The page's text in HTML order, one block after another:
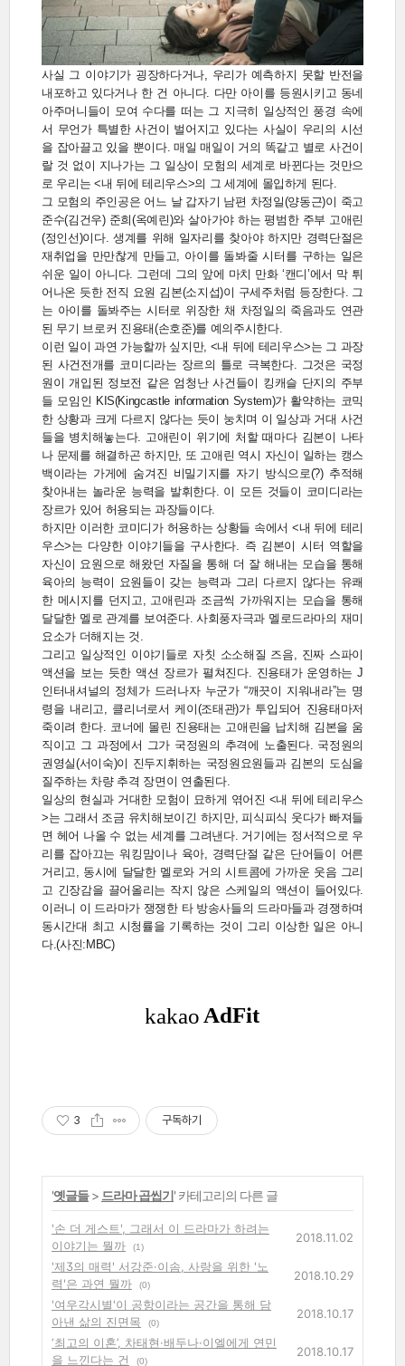
사실 그 이야기가 굉장하다거나, 우리가 예측하지 못할 반전을
내포하고 있다거나 한 건 아니다. 다만 아이를 등원시키고 동네
아주머니들이 모여 수다를 떠는 그 지극히 일상적인 풍경 속에
서 무언가 특별한 사건이 벌어지고 있다는 사실이 우리의 시선
을 잡아끌고 있을 뿐이다. 매일 매일이 거의 똑같고 별로 사건이
랄 것 없이 지나가는 그 일상이 모험의 세계로 바뀐다는 것만으
로 우리는 <내 뒤에 테리우스>의 그 세계에 몰입하게 된다.
그 모험의 주인공은 어느 날 갑자기 남편 차정일(양동근)이 죽고
준수(김건우) 준희(옥예린)와 살아가야 하는 평범한 주부 고애린
(정인선)이다. 생계를 위해 일자리를 찾아야 하지만 경력단절은
재취업을 만만찮게 만들고, 아이를 돌봐줄 시터를 구하는 일은
쉬운 일이 아니다. 그런데 그의 앞에 마치 만화 ‘캔디’에서 막 튀
어나온 듯한 전직 요원 김본(소지섭)이 구세주처럼 등장한다. 그
는 아이를 돌봐주는 시터로 위장한 채 차정일의 죽음과도 연관
된 무기 브로커 진용태(손호준)를 예의주시한다.
이런 일이 과연 가능할까 싶지만, <내 뒤에 테리우스>는 그 과장
된 사건전개를 코미디라는 장르의 틀로 극복한다. 그것은 국정
원이 개입된 정보전 같은 엄청난 사건들이 킹캐슬 단지의 주부
들 모임인 KIS(Kingcastle information System)가 활약하는 코믹
한 상황과 크게 다르지 않다는 듯이 눙치며 이 일상과 거대 사건
들을 병치해놓는다. 고애린이 위기에 처할 때마다 김본이 나타
나 문제를 해결하곤 하지만, 또 고애린 역시 자신이 일하는 캥스
백이라는 가게에 숨겨진 비밀기지를 자기 방식으로(?) 추적해
찾아내는 놀라운 능력을 발휘한다. 이 모든 것들이 코미디라는
장르가 있어 허용되는 과장들이다.
하지만 이러한 코미디가 허용하는 상황들 속에서 <내 뒤에 테리
우스>는 다양한 이야기들을 구사한다. 즉 김본이 시터 역할을
자신이 요원으로 해왔던 자질을 통해 더 잘 해내는 모습을 통해
육아의 능력이 요원들이 갖는 능력과 그리 다르지 않다는 유쾌
한 메시지를 던지고, 고애린과 조금씩 가까워지는 모습을 통해
달달한 멜로 관계를 보여준다. 사회풍자극과 멜로드라마의 재미
요소가 더해지는 것.
그리고 일상적인 이야기들로 자칫 소소해질 즈음, 진짜 스파이
액션을 보는 듯한 액션 장르가 펼쳐진다. 진용태가 운영하는 J
인터내셔널의 정체가 드러나자 누군가 “깨끗이 지워내라”는 명
령을 내리고, 클리너로서 케이(조태관)가 투입되어 진용태마저
죽이려 한다. 코너에 몰린 진용태는 고애린을 납치해 김본을 움
직이고 그 과정에서 그가 국정원의 추격에 노출된다. 국정원의
권영실(서이숙)이 진두지휘하는 국정원요원들과 김본의 도심을
질주하는 차량 추격 장면이 연출된다.
일상의 현실과 거대한 모험이 묘하게 엮어진 <내 뒤에 테리우스
>는 그래서 조금 유치해보이긴 하지만, 피식피식 웃다가 빠져들
면 헤어 나올 수 없는 세계를 그려낸다. 거기에는 정서적으로 우
리를 잡아끄는 워킹맘이나 육아, 경력단절 같은 단어들이 어른
거리고, 동시에 달달한 멜로와 거의 시트콤에 가까운 웃음 그리
고 긴장감을 끌어올리는 작지 않은 스케일의 액션이 들어있다.
이러니 이 드라마가 쟁쟁한 타 방송사들의 드라마들과 경쟁하며
동시간대 최고 시청률을 기록하는 것이 그리 이상한 일은 아니
다.(사진:MBC)
3 구독하기
'옛글들> 드라마 곱씹기' 카테고리의 다른 글
'손 더 게스트', 그래서 이 드라마가 하려는
이야기는 뭘까
(1)
2018.11.02
'제3의 매력' 서강준·이솜, 사랑을 위한 '노
력'은 과연 뭘까
(0)
2018.10.29
'여우각시별'이 공항이라는 공간을 통해 담
아낸 삶의 진면목
(0)
2018.10.17
‘최고의 이혼’, 차태현·배두나·이엘에게 연민
을 느낀다는 건
(0)
2018.10.17